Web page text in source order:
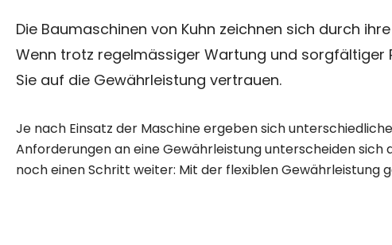
Die Baumaschinen von Kuhn zeichnen sich durch
Wenn trotz regelmässiger Wartung und sorgfältiger
Sie auf die Gewährleistung vertrauen.
Je nach Einsatz der Maschine ergeben sich
Anforderungen an eine Gewährleistung unterscheiden sich
noch einen Schritt weiter: Mit der flexiblen Gewährleistung